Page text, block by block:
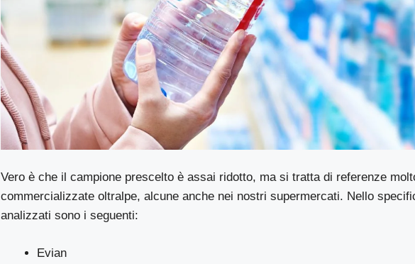
Vero è che il campione prescelto è assai ridotto, ma si tratta di referenze
commercializzate oltralpe, alcune anche nei nostri supermercati. Nello
analizzati sono i seguenti:
Evian